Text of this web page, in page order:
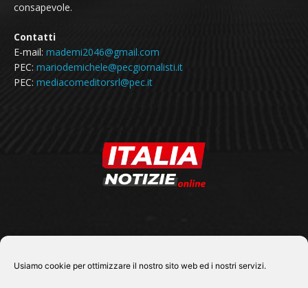
Usiamo cookie per ottimizzare il nostro sito web ed i nostri servizi.
consapevole.
Contatti
E-mail: mademi2046@gmail.com
PEC: mariodemichele@pecgiornalisti.it
PEC: mediacomeditorsrl@pec.it
SEGUICI SU